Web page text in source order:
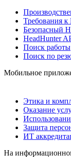
Требования
Безопасный
HeadHunter
Поиск работы
Поиск по
Мобильное
Этика и
Оказание
Защита
ИТ
На